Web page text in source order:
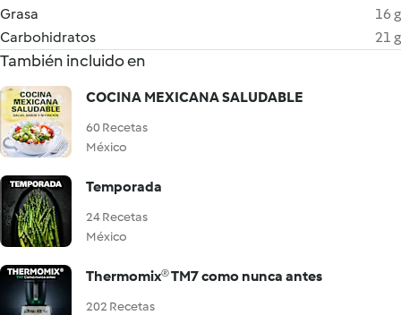
Grasa
16 g
Carbohidratos
21 g
También incluido en
COCINA MEXICANA SALUDABLE
60 Recetas
México
Temporada
24 Recetas
México
Thermomix® TM7 como nunca antes
202 Recetas